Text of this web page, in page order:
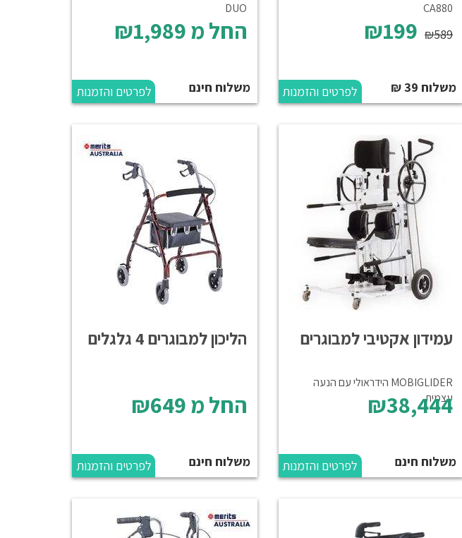
CA880
₪199 ₪589
משלוח 39 ₪ לפרטים והזמנות
DUO
החל מ
משלוח חינם לפרטים והזמנות
עמידון אקטיבי למבוגרים
MOBIGLIDER הידראולי עם הנעה
עצמית
₪38,444
משלוח חינם לפרטים והזמנות
הליכון למבוגרים 4 גלגלים
החל מ
משלוח חינם לפרטים והזמנות